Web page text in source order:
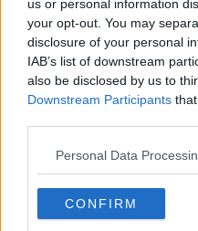
us or personal information
your opt-out. You may
disclosure of your personal
IAB’s list of downstream
also be disclosed by us to
Downstream Participants
Personal Data
CONFIRM
Mani addosso a due
processo per
pensionato di 86
Le due ragazze, all'epoca
hanno testimoniato
palpeggiamenti subiti tra
L'imputato respinge ogni
30 MAGGIO 2026